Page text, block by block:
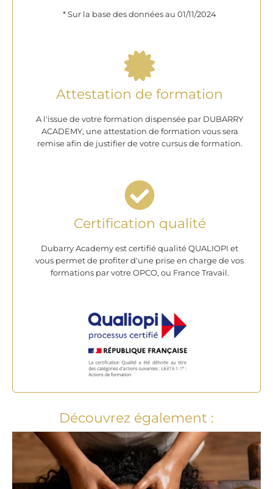
* Sur la base des données au 01/11/2024
Attestation de formation
A l'issue de votre formation dispensée par DUBARRY
ACADEMY, une attestation de formation vous sera
remise afin de justifier de votre cursus de formation.
Certification qualité
Dubarry Academy est certifié qualité QUALIOPI et
vous permet de profiter d'une prise en charge de vos
formations par votre OPCO, ou France Travail.
Découvrez également :